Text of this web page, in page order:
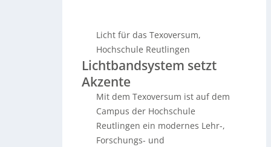
Licht für das Texoversum,
Hochschule Reutlingen
Lichtbandsystem setzt
Akzente
Mit dem Texoversum ist auf dem
Campus der Hochschule
Reutlingen ein modernes Lehr-,
Forschungs- und